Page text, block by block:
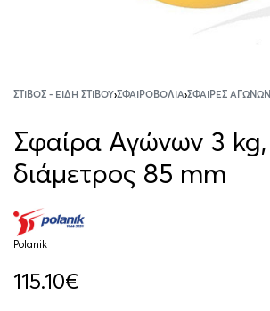
ΣΤΊΒΟΣ - ΕΊΔΗ ΣΤΊΒΟΥ›ΣΦΑΙΡΟΒΟΛΊΑ›ΣΦΑΊΡΕΣ ΑΓΏΝΩΝ
Σφαίρα Αγώνων 3 kg,
διάμετρος 85 mm
Polanik
115.10€